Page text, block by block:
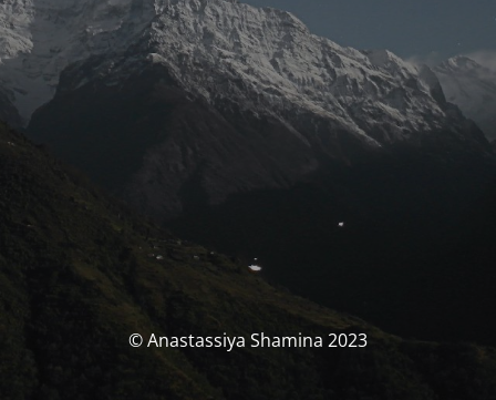
© Anastassiya Shamina 2023